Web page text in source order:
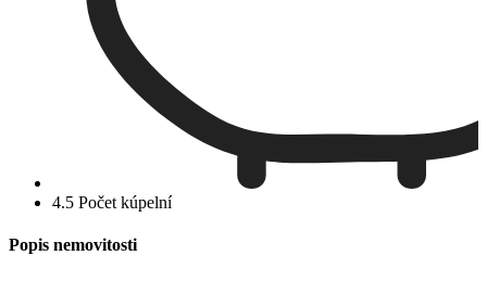
4.5 Počet kúpelní
Popis nemovitosti